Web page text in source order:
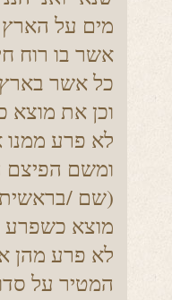
מים על
אשר בו רוח
כל אשר בארץ
וכן את מוצא
לא פרע ממנו
ומשם הפיצם
(שם /
מוצא
לא פרע מהן
המטיר על